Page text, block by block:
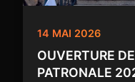
14 MAI 2026
OUVERTURE
PATRONALE